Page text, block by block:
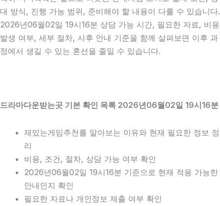
대 방식, 진행 가능 범위, 준비해야 할 내용이 다를 수 있습니다.
2026년06월02일 19시16분 상담 가능 시간, 필요한 자료, 비용
발생 여부, 세부 절차, 사후 안내 기준을 함께 살펴보면 이후 과
정에서 생길 수 있는 혼선을 줄일 수 있습니다.
드라마다운받는곳 기본 확인 목록 2026년06월02일 19시16분
재밌는게임추천를 알아보는 이유와 현재 필요한 정보 정
리
비용, 조건, 절차, 상담 가능 여부 확인
2026년06월02일 19시16분 기준으로 현재 적용 가능한
안내인지 확인
필요한 자료나 개인정보 제출 여부 확인